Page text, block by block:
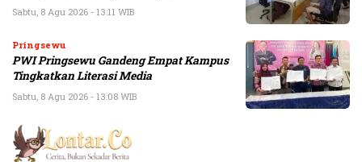
Sabtu, 8 Agu 2026 - 13:11 WIB
Pringsewu
PWI Pringsewu Gandeng Empat Kampus
Tingkatkan Literasi Media
Sabtu, 8 Agu 2026 - 13:08 WIB